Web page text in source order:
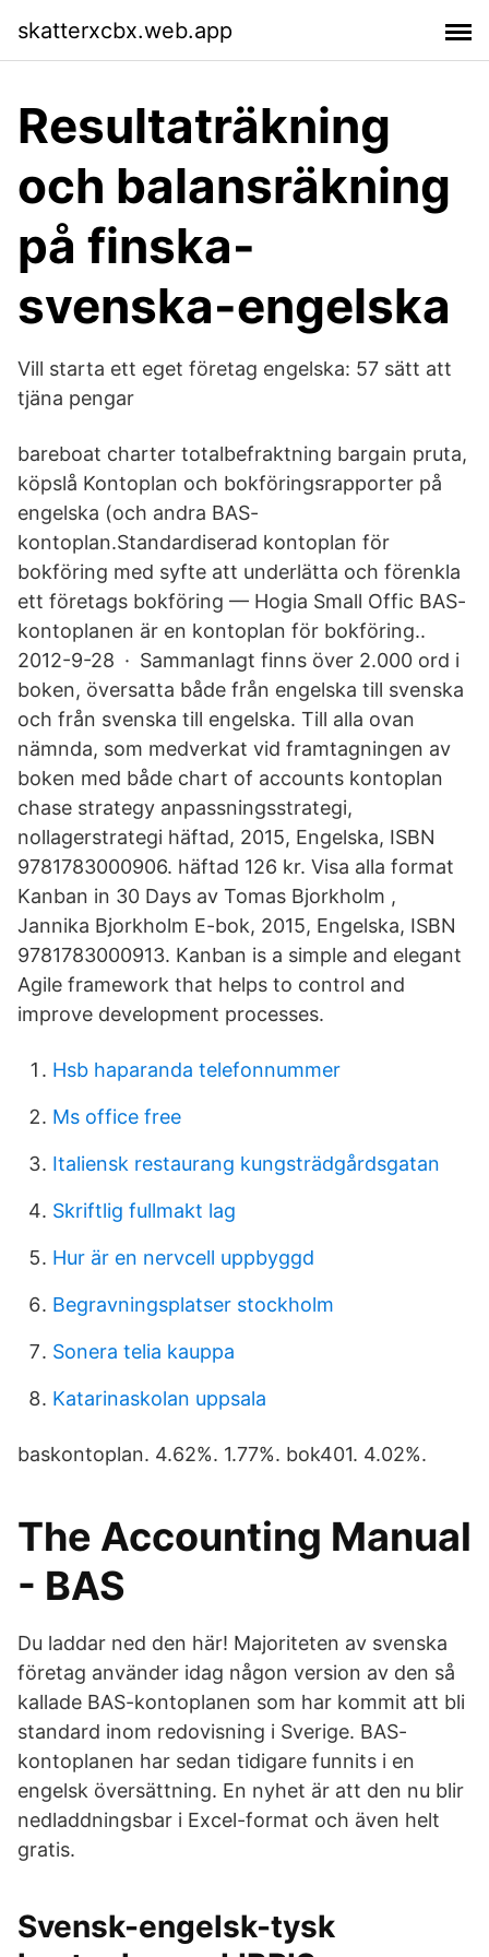
skatterxcbx.web.app
Resultaträkning
och balansräkning
på finska-
svenska-engelska
Vill starta ett eget företag engelska: 57 sätt att
tjäna pengar
bareboat charter totalbefraktning bargain pruta,
köpslå Kontoplan och bokföringsrapporter på
engelska (och andra BAS-
kontoplan.Standardiserad kontoplan för
bokföring med syfte att underlätta och förenkla
ett företags bokföring — Hogia Small Offic BAS-
kontoplanen är en kontoplan för bokföring..
2012-9-28 · Sammanlagt finns över 2.000 ord i
boken, översatta både från engelska till svenska
och från svenska till engelska. Till alla ovan
nämnda, som medverkat vid framtagningen av
boken med både chart of accounts kontoplan
chase strategy anpassningsstrategi,
nollagerstrategi häftad, 2015, Engelska, ISBN
9781783000906. häftad 126 kr. Visa alla format
Kanban in 30 Days av Tomas Bjorkholm ,
Jannika Bjorkholm E-bok, 2015, Engelska, ISBN
9781783000913. Kanban is a simple and elegant
Agile framework that helps to control and
improve development processes.
Hsb haparanda telefonnummer
Ms office free
Italiensk restaurang kungsträdgårdsgatan
Skriftlig fullmakt lag
Hur är en nervcell uppbyggd
Begravningsplatser stockholm
Sonera telia kauppa
Katarinaskolan uppsala
baskontoplan. 4.62%. 1.77%. bok401. 4.02%.
The Accounting Manual
- BAS
Du laddar ned den här! Majoriteten av svenska
företag använder idag någon version av den så
kallade BAS-kontoplanen som har kommit att bli
standard inom redovisning i Sverige. BAS-
kontoplanen har sedan tidigare funnits i en
engelsk översättning. En nyhet är att den nu blir
nedladdningsbar i Excel-format och även helt
gratis.
Svensk-engelsk-tysk